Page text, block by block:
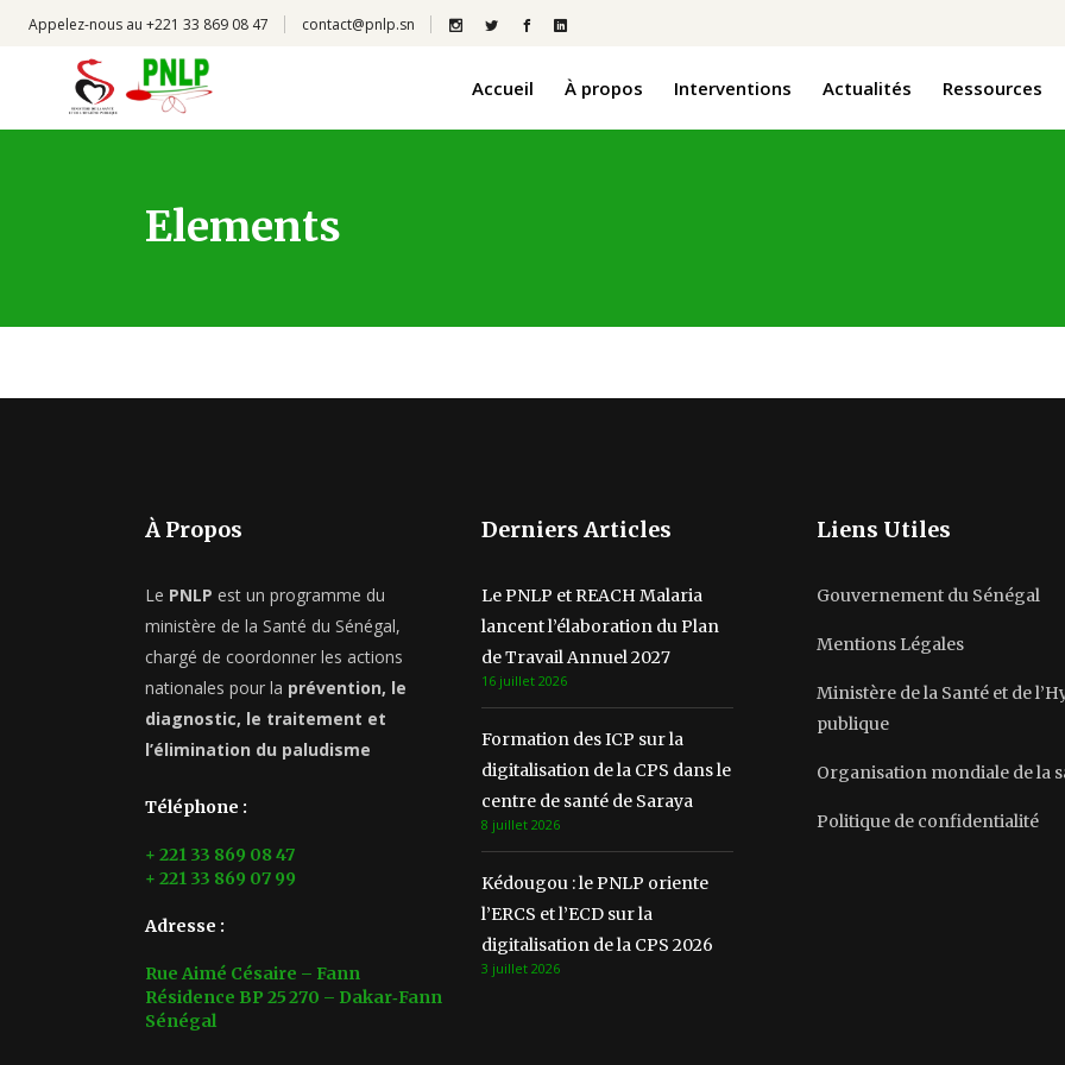
Appelez-nous au +221 33 869 08 47 contact@pnlp.sn
Accueil À propos Interventions Actualités Ressources
Elements
À Propos
Le PNLP est un programme du
ministère de la Santé du Sénégal,
chargé de coordonner les actions
nationales pour la prévention, le
diagnostic, le traitement et
l’élimination du paludisme
Téléphone :
+ 221 33 869 08 47
+ 221 33 869 07 99
Adresse :
Rue Aimé Césaire – Fann
Résidence BP 25 270 – Dakar‑Fann
Sénégal
Derniers Articles
Le PNLP et REACH Malaria
lancent l’élaboration du Plan
de Travail Annuel 2027
16 juillet 2026
Formation des ICP sur la
digitalisation de la CPS dans le
centre de santé de Saraya
8 juillet 2026
Kédougou : le PNLP oriente
l’ERCS et l’ECD sur la
digitalisation de la CPS 2026
3 juillet 2026
Liens Utiles
Gouvernement du Sénégal
Mentions Légales
Ministère de la Santé et de
publique
Organisation mondiale de la
Politique de confidentialité